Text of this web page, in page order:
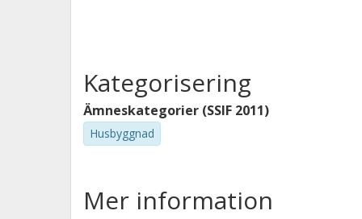
Kategorisering
Ämneskategorier (SSIF 2011)
Husbyggnad
Mer information